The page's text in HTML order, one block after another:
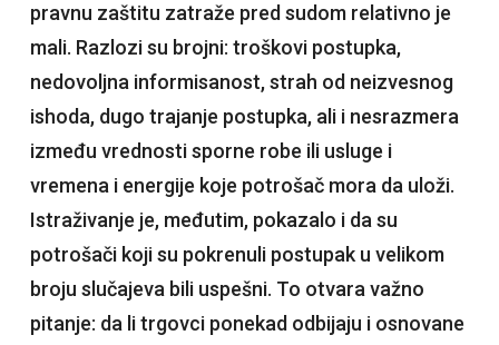
pravnu zaštitu zatraže pred sudom relativno je
mali. Razlozi su brojni: troškovi postupka,
nedovoljna informisanost, strah od neizvesnog
ishoda, dugo trajanje postupka, ali i nesrazmera
između vrednosti sporne robe ili usluge i
vremena i energije koje potrošač mora da uloži.
Istraživanje je, međutim, pokazalo i da su
potrošači koji su pokrenuli postupak u velikom
broju slučajeva bili uspešni. To otvara važno
pitanje: da li trgovci ponekad odbijaju i osnovane